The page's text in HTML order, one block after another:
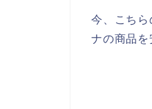
今、こち
ナの商品を